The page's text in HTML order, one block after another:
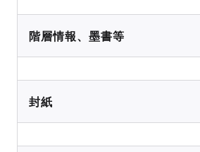
階層情報、墨書等
封紙